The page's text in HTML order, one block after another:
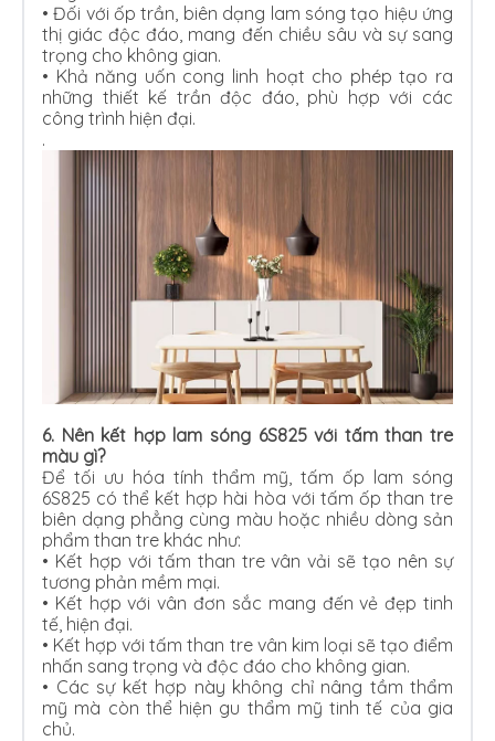
•Đối với ốp trần, biên dạng lam sóng tạo hiệu ứng
thị giác độc đáo, mang đến chiều sâu và sự sang
trọng cho không gian.
• Khả năng uốn cong linh hoạt cho phép tạo ra
những thiết kế trần độc đáo, phù hợp với các
công trình hiện đại.
.
6. Nên kết hợp lam sóng 6S825 với tấm than tre
màu gì?
Để tối ưu hóa tính thẩm mỹ, tấm ốp lam sóng
6S825 có thể kết hợp hài hòa với tấm ốp than tre
biên dạng phẳng cùng màu hoặc nhiều dòng sản
phẩm than tre khác như:
• Kết hợp với tấm than tre vân vải sẽ tạo nên sự
tương phản mềm mại.
• Kết hợp với vân đơn sắc mang đến vẻ đẹp tinh
tế, hiện đại.
• Kết hợp với tấm than tre vân kim loại sẽ tạo điểm
nhấn sang trọng và độc đáo cho không gian.
• Các sự kết hợp này không chỉ nâng tầm thẩm
mỹ mà còn thể hiện gu thẩm mỹ tinh tế của gia
chủ.